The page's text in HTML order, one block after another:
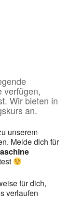
verfügen,
Wir bieten in
an.
unserem
Melde dich für
für dich,
verlaufen